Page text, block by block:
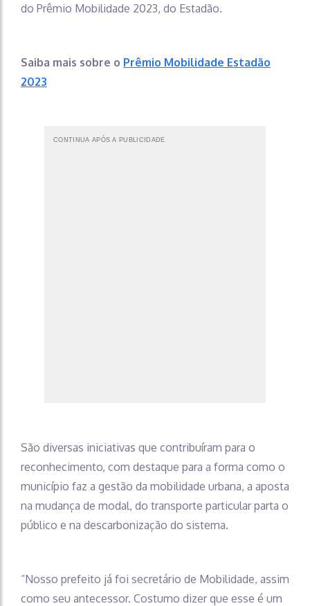
do Prêmio Mobilidade 2023, do Estadão.
Saiba mais sobre o Prêmio Mobilidade Estadão
2023
CONTINUA APÓS A PUBLICIDADE
São diversas iniciativas que contribuíram para o
reconhecimento, com destaque para a forma como o
município faz a gestão da mobilidade urbana, a aposta
na mudança de modal, do transporte particular parta o
público e na descarbonização do sistema.
“Nosso prefeito já foi secretário de Mobilidade, assim
como seu antecessor. Costumo dizer que esse é um